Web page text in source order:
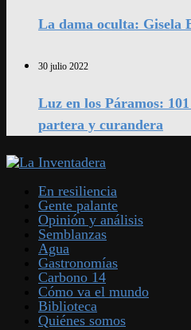
La dama oculta: Gisela
30 julio 2022
Luz en los Páramos:
partera y curandera
En resiliencia
Gente palante
Opinión y análisis
Semblanzas
Agua
Gastronomías
Carbono 14
Cómo va el mundo
Biblioteca
Quiénes somos